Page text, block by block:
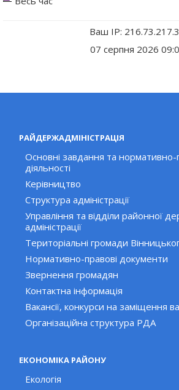
Ваш IP:
07 серпня 2026
РАЙДЕРЖАДМІНІСТРАЦІЯ
Основні завдання та нормативно-
діяльності
Керівництво
Структура адміністрації
Управління та відділи районної
адміністрації
Територіальні громади
Нормативно-правові документи
Звернення громадян
Контактна інформація
Вакансії, конкурси на заміщення
Організаційна структура РДА
ЕКОНОМІКА РАЙОНУ
Екологія